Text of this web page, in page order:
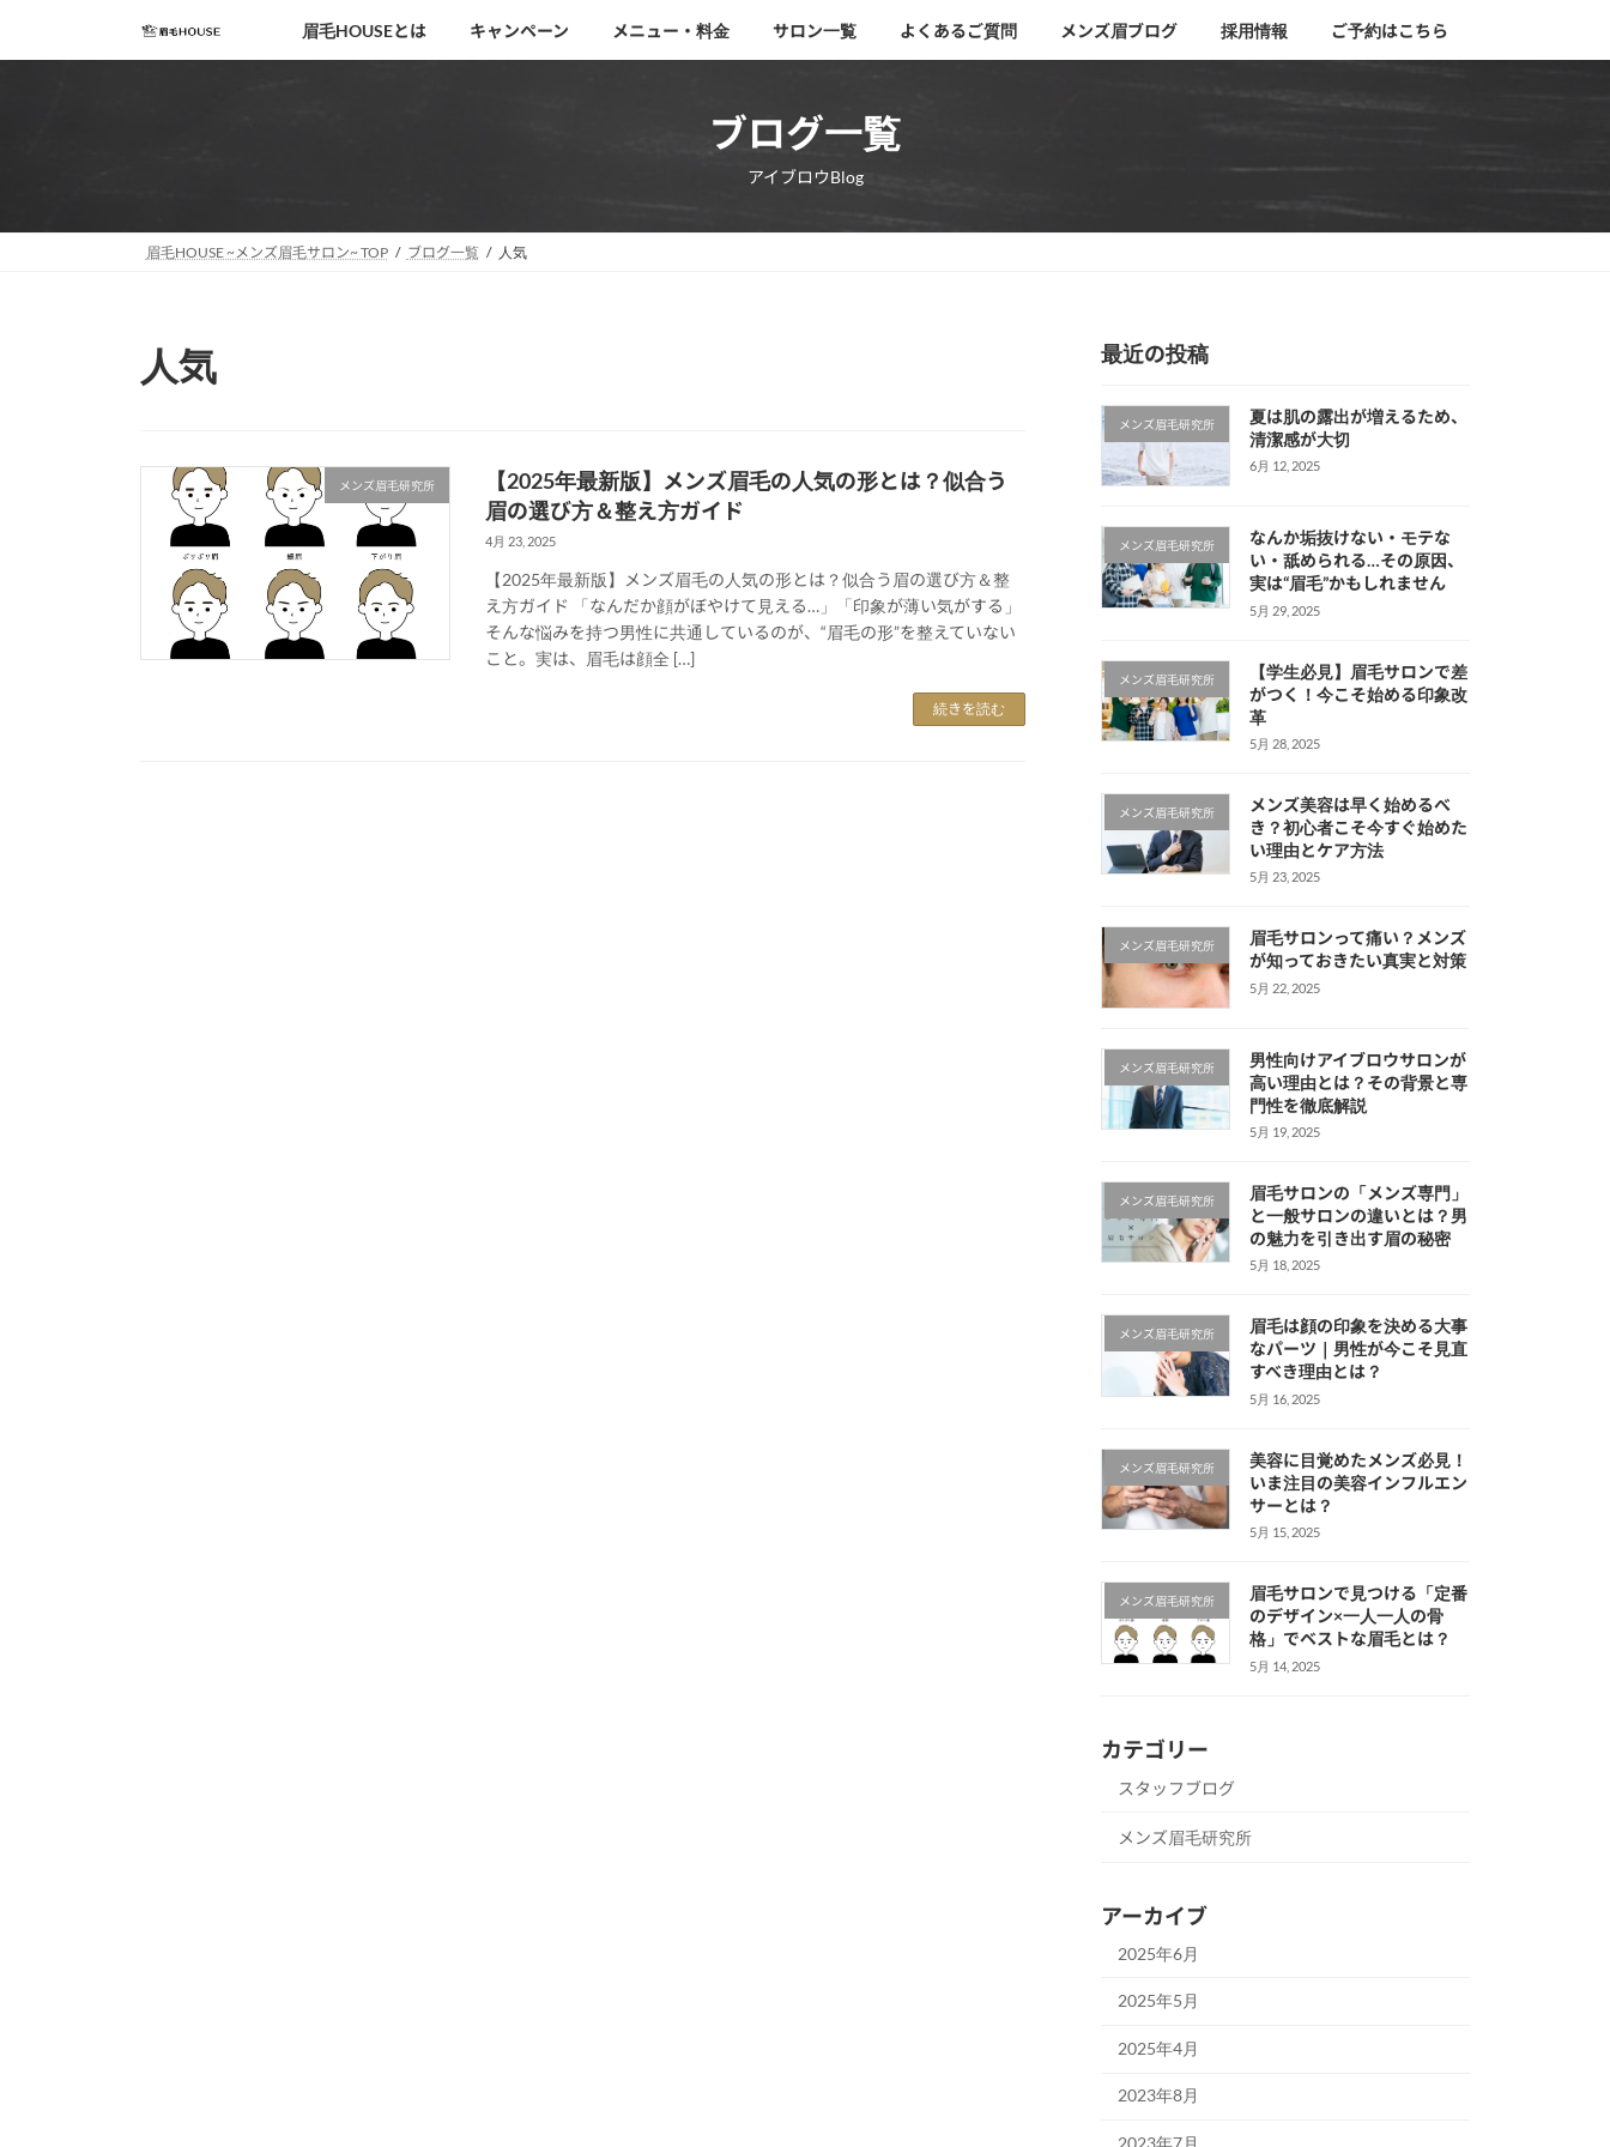
移
眉毛HOUSEとは キャンペーン メニュー・料金 サロン一覧 よくあるご質問 メンズ眉ブログ 採用情報 ご予約はこちら
ブログ一覧
アイブロウBlog
眉毛HOUSE ~メンズ眉毛サロン~ TOP ブログ一覧 人気
人気
メンズ眉毛研究所
【2025年最新版】メンズ眉毛の人気の形とは？似合う
眉の選び方＆整え方ガイド
4月 23, 2025
【2025年最新版】メンズ眉毛の人気の形とは？似合う眉の選び方＆整
え方ガイド 「なんだか顔がぼやけて見える…」「印象が薄い気がする」
そんな悩みを持つ男性に共通しているのが、“眉毛の形”を整えていない
こと。実は、眉毛は顔全 […]
続きを読む
最近の投稿
メンズ眉毛研究所
夏は肌の露出が増えるため、
清潔感が大切
6月 12, 2025
メンズ眉毛研究所
なんか垢抜けない・モテな
い・舐められる…その原因、
実は“眉毛”かもしれません
5月 29, 2025
メンズ眉毛研究所
【学生必見】眉毛サロンで差
がつく！今こそ始める印象改
革
5月 28, 2025
メンズ眉毛研究所
メンズ美容は早く始めるべ
き？初心者こそ今すぐ始めた
い理由とケア方法
5月 23, 2025
メンズ眉毛研究所
眉毛サロンって痛い？メンズ
が知っておきたい真実と対策
5月 22, 2025
メンズ眉毛研究所
男性向けアイブロウサロンが
高い理由とは？その背景と専
門性を徹底解説
5月 19, 2025
メンズ眉毛研究所
眉毛サロンの「メンズ専門」
と一般サロンの違いとは？男
の魅力を引き出す眉の秘密
5月 18, 2025
メンズ眉毛研究所
眉毛は顔の印象を決める大事
なパーツ｜男性が今こそ見直
すべき理由とは？
5月 16, 2025
メンズ眉毛研究所
美容に目覚めたメンズ必見！
いま注目の美容インフルエン
サーとは？
5月 15, 2025
メンズ眉毛研究所
眉毛サロンで見つける「定番
のデザイン×一人一人の骨
格」でベストな眉毛とは？
5月 14, 2025
カテゴリー
スタッフブログ
メンズ眉毛研究所
アーカイブ
2025年6月
2025年5月
2025年4月
2023年8月
2023年7月